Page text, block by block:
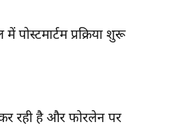
पोस्टमार्टम प्रक्रिया शुरू
कर रही है और फोरलेन पर